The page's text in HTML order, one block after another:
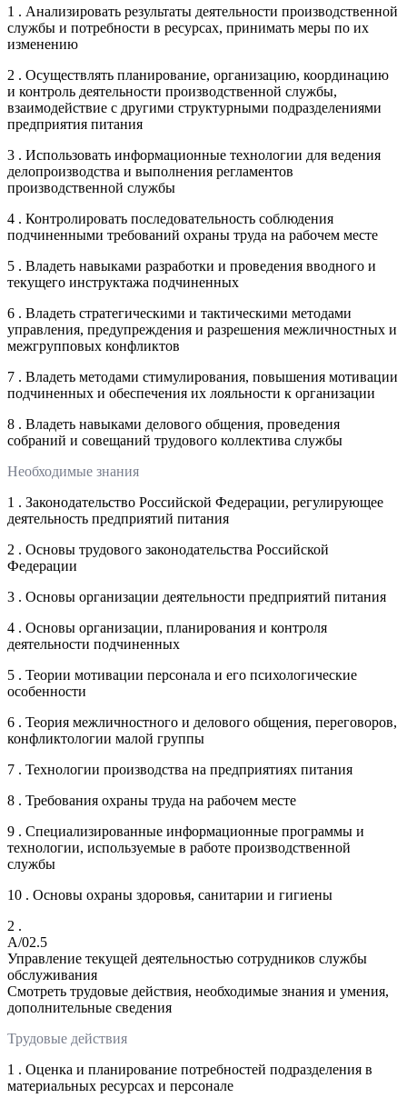
1 . Анализировать результаты деятельности производственной
службы и потребности в ресурсах, принимать меры по их
изменению
2 . Осуществлять планирование, организацию, координацию
и контроль деятельности производственной службы,
взаимодействие с другими структурными подразделениями
предприятия питания
3 . Использовать информационные технологии для ведения
делопроизводства и выполнения регламентов
производственной службы
4 . Контролировать последовательность соблюдения
подчиненными требований охраны труда на рабочем месте
5 . Владеть навыками разработки и проведения вводного и
текущего инструктажа подчиненных
6 . Владеть стратегическими и тактическими методами
управления, предупреждения и разрешения межличностных и
межгрупповых конфликтов
7 . Владеть методами стимулирования, повышения мотивации
подчиненных и обеспечения их лояльности к организации
8 . Владеть навыками делового общения, проведения
собраний и совещаний трудового коллектива службы
Необходимые знания
1 . Законодательство Российской Федерации, регулирующее
деятельность предприятий питания
2 . Основы трудового законодательства Российской
Федерации
3 . Основы организации деятельности предприятий питания
4 . Основы организации, планирования и контроля
деятельности подчиненных
5 . Теории мотивации персонала и его психологические
особенности
6 . Теория межличностного и делового общения, переговоров,
конфликтологии малой группы
7 . Технологии производства на предприятиях питания
8 . Требования охраны труда на рабочем месте
9 . Специализированные информационные программы и
технологии, используемые в работе производственной
службы
10 . Основы охраны здоровья, санитарии и гигиены
2 .
A/02.5
Управление текущей деятельностью сотрудников службы
обслуживания
Смотреть трудовые действия, необходимые знания и умения,
дополнительные сведения
Трудовые действия
1 . Оценка и планирование потребностей подразделения в
материальных ресурсах и персонале